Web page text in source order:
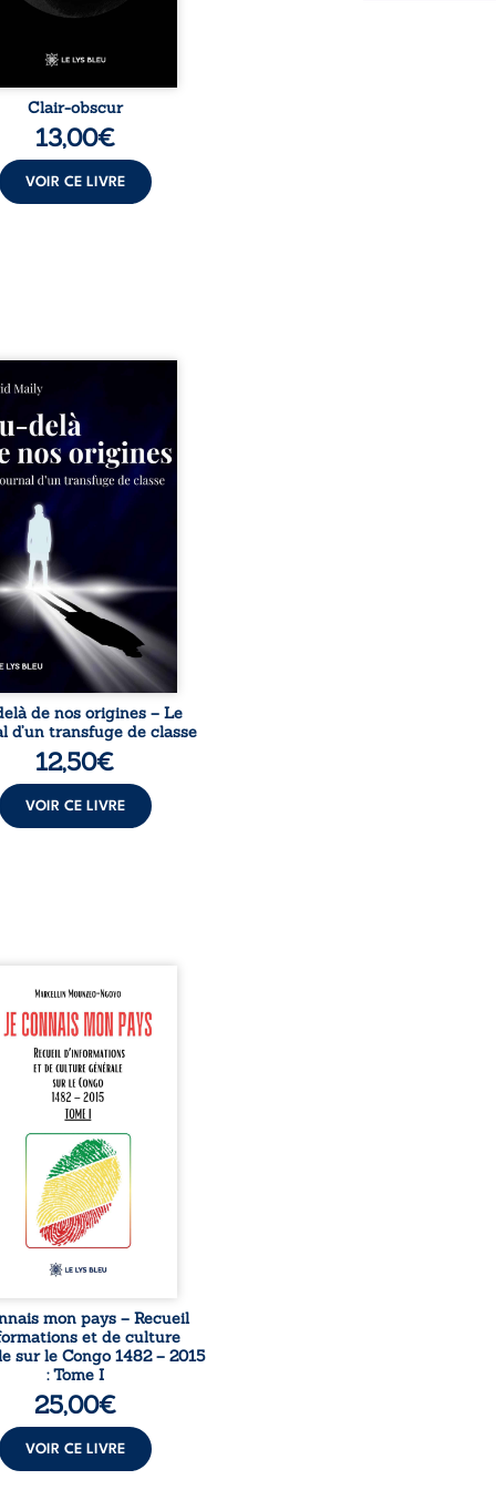
à questionner ses ...
Clair-obscur
13,00€
VOIR CE LIVRE
un milieu populaire où
et les fractures
tenaient lieu de
David a choisi la
Très tôt, l’école et les
deviennent ses armes de
sociale. S’arracher à
exige pourtant un
Pris entre deux
l’homme réalise que
professionnels ne
guérissent ni ...
de nos origines – Le
d’un transfuge de classe
12,50€
VOIR CE LIVRE
mon pays se
comme une œuvre de
et d’éveil civique,
à raviver la mémoire
En retraçant les
étapes de l’histoire
il entend combattre
le repli identitaire
du
patriotique.
à tous, ce recueil
des repères essentiels
mieux comprendre le ...
mon pays – Recueil
et de culture
sur le Congo 1482 – 2015
: Tome I
25,00€
VOIR CE LIVRE